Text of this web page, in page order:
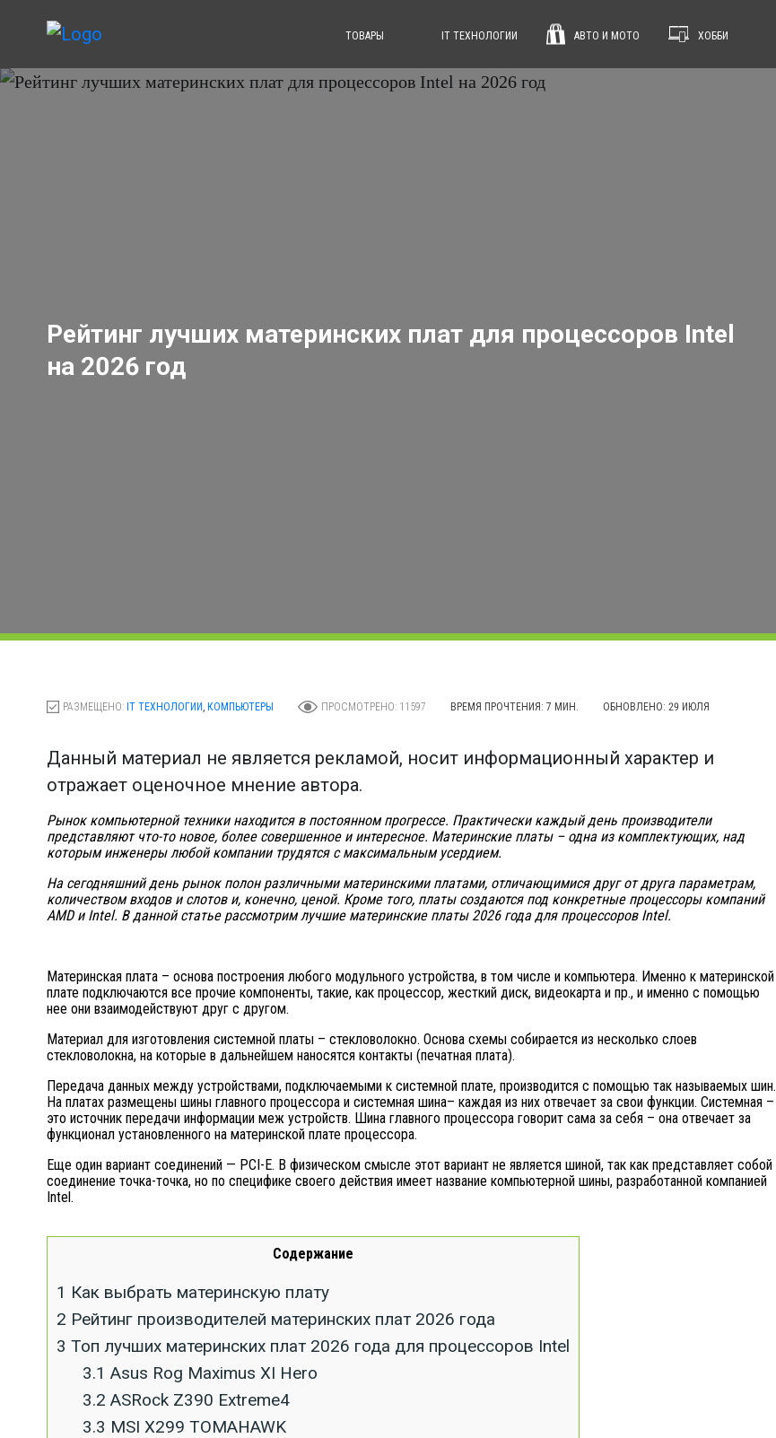
ТОВАРЫ IT ТЕХНОЛОГИИ АВТО И МОТО ХОББИ
Рейтинг лучших материнских плат для процессоров Intel
на 2026 год
РАЗМЕЩЕНО: IT ТЕХНОЛОГИИ , КОМПЬЮТЕРЫ ПРОСМОТРЕНО: 11597 ВРЕМЯ ПРОЧТЕНИЯ: 7 МИН. ОБНОВЛЕНО: 29 ИЮЛЯ
Данный материал не является рекламой, носит информационный характер и
отражает оценочное мнение автора.
Рынок компьютерной техники находится в постоянном прогрессе. Практически каждый день производители
представляют что-то новое, более совершенное и интересное. Материнские платы – одна из комплектующих, над
которым инженеры любой компании трудятся с максимальным усердием.
На сегодняшний день рынок полон различными материнскими платами, отличающимися друг от друга параметрам,
количеством входов и слотов и, конечно, ценой. Кроме того, платы создаются под конкретные процессоры компаний
AMD и Intel. В данной статье рассмотрим лучшие материнские платы 2026 года для процессоров Intel.
Материнская плата – основа построения любого модульного устройства, в том числе и компьютера. Именно к материнской
плате подключаются все прочие компоненты, такие, как процессор, жесткий диск, видеокарта и пр., и именно с помощью
нее они взаимодействуют друг с другом.
Материал для изготовления системной платы – стекловолокно. Основа схемы собирается из несколько слоев
стекловолокна, на которые в дальнейшем наносятся контакты (печатная плата).
Передача данных между устройствами, подключаемыми к системной плате, производится с помощью так называемых шин.
На платах размещены шины главного процессора и системная шина– каждая из них отвечает за свои функции. Системная –
это источник передачи информации меж устройств. Шина главного процессора говорит сама за себя – она отвечает за
функционал установленного на материнской плате процессора.
Еще один вариант соединений — PCI-E. В физическом смысле этот вариант не является шиной, так как представляет собой
соединение точка-точка, но по специфике своего действия имеет название компьютерной шины, разработанной компанией
Intel.
Содержание
1 Как выбрать материнскую плату
2 Рейтинг производителей материнских плат 2026 года
3 Топ лучших материнских плат 2026 года для процессоров Intel
3.1 Asus Rog Maximus XI Hero
3.2 ASRock Z390 Extreme4
3.3 MSI X299 TOMAHAWK